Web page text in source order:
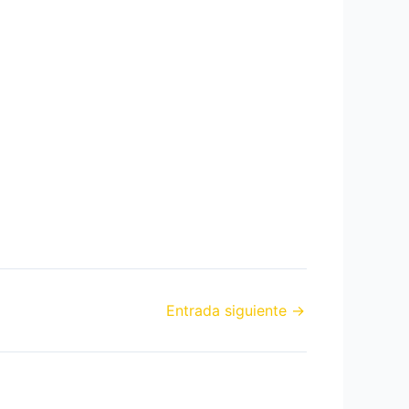
Entrada siguiente →